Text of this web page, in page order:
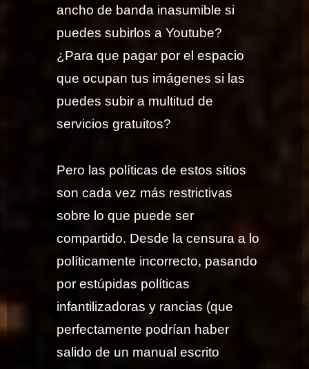
ancho de banda inasumible si
puedes subirlos a Youtube?
¿Para que pagar por el espacio
que ocupan tus imágenes si las
puedes subir a multitud de
servicios gratuitos?
Pero las políticas de estos sitios
son cada vez más restrictivas
sobre lo que puede ser
compartido. Desde la censura a lo
políticamente incorrecto, pasando
por estúpidas políticas
infantilizadoras y rancias (que
perfectamente podrían haber
salido de un manual escrito